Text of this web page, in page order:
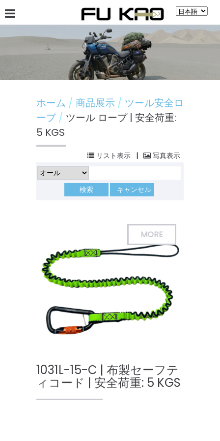
ニュース 揭示板
ホーム 商品展示
ツール安全ロ
ープ
ツール ロープ | 安全荷重:
5 KGS
リスト表示 | 写真表示
1031L-15-C | 布製セーフテ
ィコード | 安全荷重: 5 KGS